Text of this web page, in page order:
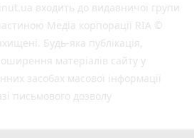
входить до видавничої групи
Медіа корпорації RIA ©
Будь-яка публiкацiя,
матеріалів сайту у
засобах масової інформації
письмового дозволу